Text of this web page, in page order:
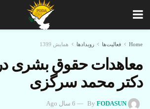
Home فعالیت‌ها رویدادها همایش 1399
معاهدات حقوق بشری
دکتر محمد سرگزی
By FODASUN 6 سال Ago